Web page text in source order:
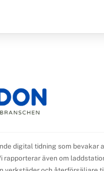
digital tidning som
rapporterar även om